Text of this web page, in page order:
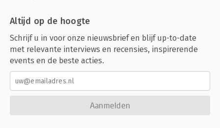
Altijd op de hoogte
Schrijf u in voor onze nieuwsbrief en blijf up-to-date
met relevante interviews en recensies, inspirerende
events en de beste acties.
Aanmelden